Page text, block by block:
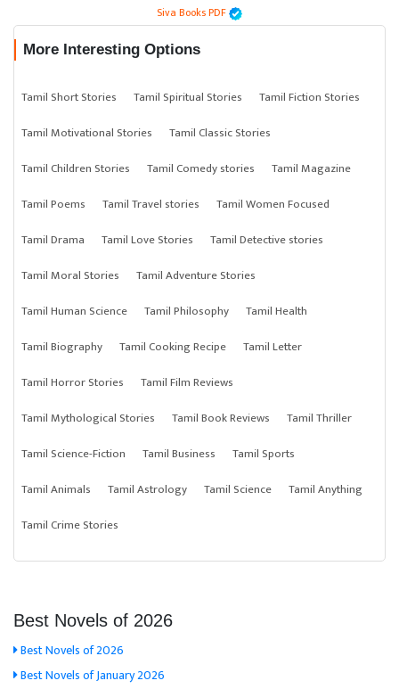
Siva Books PDF
More Interesting Options
Tamil Short Stories Tamil Spiritual Stories
Tamil Fiction Stories
Tamil Motivational Stories
Tamil Classic Stories
Tamil Children Stories
Tamil Comedy stories
Tamil Magazine
Tamil Poems
Tamil Travel stories
Tamil Women Focused
Tamil Drama
Tamil Love Stories
Tamil Detective stories
Tamil Moral Stories
Tamil Adventure Stories
Tamil Human Science
Tamil Philosophy
Tamil Health
Tamil Biography
Tamil Cooking Recipe
Tamil Letter
Tamil Horror Stories
Tamil Film Reviews
Tamil Mythological Stories
Tamil Book Reviews
Tamil Thriller
Tamil Science-Fiction
Tamil Business
Tamil Sports
Tamil Animals
Tamil Astrology Tamil Science
Tamil Anything
Tamil Crime Stories
Best Novels of 2026
Best Novels of 2026
Best Novels of January 2026